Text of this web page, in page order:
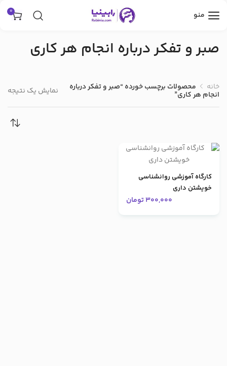
منو 0
صبر و تفکر درباره انجام هر کاری
خانه محصولات برچسب خورده “صبر و تفکر درباره
انجام هر کاری” نمایش یک نتیجه
کارگاه آموزشی روانشناسی
خویشتن داری
300,000تومان